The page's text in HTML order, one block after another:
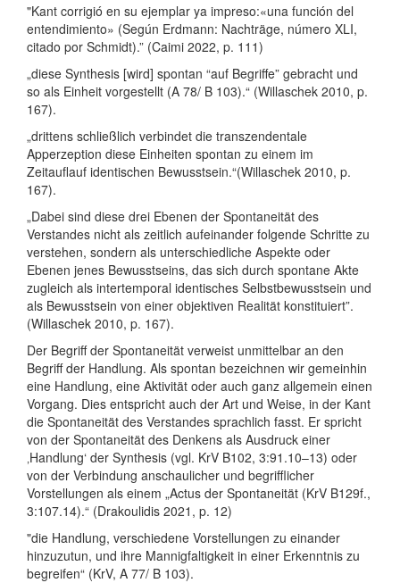
"Kant corrigió en su ejemplar ya impreso:«una función del
entendimiento» (Según Erdmann: Nachträge, número XLI,
citado por Schmidt).” (Caimi 2022, p. 111)
„diese Synthesis [wird] spontan “auf Begriffe” gebracht und
so als Einheit vorgestellt (A 78/ B 103).“ (Willaschek 2010, p.
167).
„drittens schließlich verbindet die transzendentale
Apperzeption diese Einheiten spontan zu einem im
Zeitauflauf identischen Bewusstsein.“(Willaschek 2010, p.
167).
„Dabei sind diese drei Ebenen der Spontaneität des
Verstandes nicht als zeitlich aufeinander folgende Schritte zu
verstehen, sondern als unterschiedliche Aspekte oder
Ebenen jenes Bewusstseins, das sich durch spontane Akte
zugleich als intertemporal identisches Selbstbewusstsein und
als Bewusstsein von einer objektiven Realität konstituiert”.
(Willaschek 2010, p. 167).
Der Begriff der Spontaneität verweist unmittelbar an den
Begriff der Handlung. Als spontan bezeichnen wir gemeinhin
eine Handlung, eine Aktivität oder auch ganz allgemein einen
Vorgang. Dies entspricht auch der Art und Weise, in der Kant
die Spontaneität des Verstandes sprachlich fasst. Er spricht
von der Spontaneität des Denkens als Ausdruck einer
‚Handlung‘ der Synthesis (vgl. KrV B102, 3:91.10–13) oder
von der Verbindung anschaulicher und begrifflicher
Vorstellungen als einem „Actus der Spontaneität (KrV B129f.,
3:107.14).“ (Drakoulidis 2021, p. 12)
"die Handlung, verschiedene Vorstellungen zu einander
hinzuzutun, und ihre Mannigfaltigkeit in einer Erkenntnis zu
begreifen“ (KrV, A 77/ B 103).